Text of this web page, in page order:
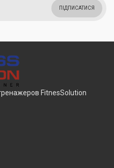
ПІДПИСАТИСЯ
FitnesSolution